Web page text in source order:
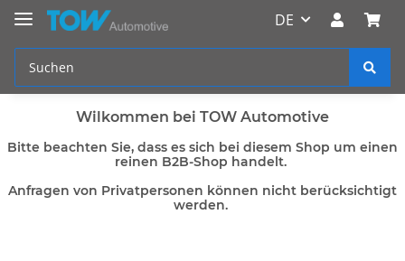
DE
Wilkommen bei TOW Automotive
Bitte beachten Sie, dass es sich bei diesem Shop um einen
reinen B2B-Shop handelt.
Anfragen von Privatpersonen können nicht berücksichtigt
werden.